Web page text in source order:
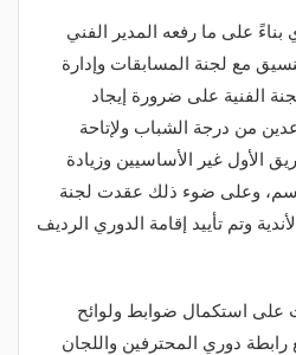
بناءً على ما رفعه المدير الفني
مع لجنة المسابقات وإدارة
الفنية على ضرورة إيجاد
من درجة الشباب ولإتاحة
الأول غير الأساسيين وزيادة
وعلى ضوء ذلك عقدت لجنة
وتم تأييد إقامة الدوري الرديف
على استكمال ضوابط ولوائح
رابطة دوري المحترفين واللجان